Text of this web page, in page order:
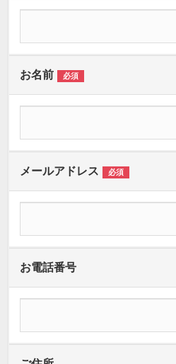
お名前 必須
メールアドレス 必須
お電話番号